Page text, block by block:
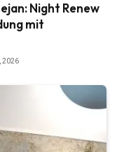
Night Renew
mit
2026